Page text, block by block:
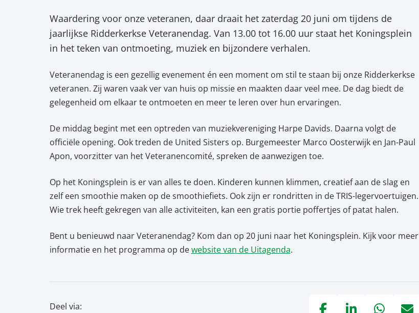
Waardering voor onze veteranen, daar draait het zaterdag 20 juni om tijdens de
jaarlijkse Ridderkerkse Veteranendag. Van 13.00 tot 16.00 uur staat het Koningsplein
in het teken van ontmoeting, muziek en bijzondere verhalen.
Veteranendag is een gezellig evenement én een moment om stil te staan bij onze Ridderkerkse
veteranen. Zij waren vaak ver van huis op missie en maakten daar veel mee. De dag biedt de
gelegenheid om elkaar te ontmoeten en meer te leren over hun ervaringen.
De middag begint met een optreden van muziekvereniging Harpe Davids. Daarna volgt de
officiële opening. Ook treden de United Sisters op. Burgemeester Marco Oosterwijk en Jan-Paul
Apon, voorzitter van het Veteranencomité, spreken de aanwezigen toe.
Op het Koningsplein is er van alles te doen. Kinderen kunnen klimmen, creatief aan de slag en
zelf een smoothie maken op de smoothiefiets. Ook zijn er rondritten in de TRIS-legervoertuigen.
Wie trek heeft gekregen van alle activiteiten, kan een gratis portie poffertjes of patat halen.
Bent u benieuwd naar Veteranendag? Kom dan op 20 juni naar het Koningsplein. Kijk voor meer
informatie en het programma op dewebsite van de Uitagenda.
Deel via: